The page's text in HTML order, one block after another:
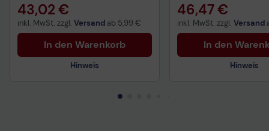
43,02 €
inkl. MwSt. zzgl. Versand ab 5,99 €
In den Warenkorb
Hinweis
46,47 €
inkl. MwSt. zzgl. Versand
In den
Hinweis